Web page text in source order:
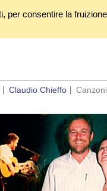
per consentire la
Claudio Chieffo Canzoni